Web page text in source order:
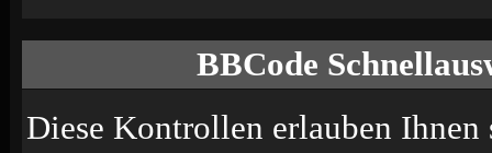
BBCode
Diese Kontrollen erlauben